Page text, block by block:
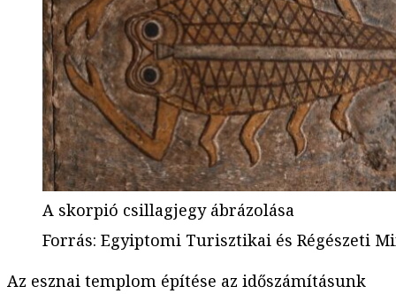
A skorpió csillagjegy ábrázolása
Forrás: Egyiptomi Turisztikai és Régészeti
Az esznai templom építése az időszámításunk